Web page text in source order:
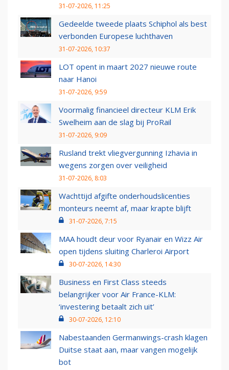
31-07-2026, 11:25
Gedeelde tweede plaats Schiphol als best
verbonden Europese luchthaven
31-07-2026, 10:37
LOT opent in maart 2027 nieuwe route
naar Hanoi
31-07-2026, 9:59
Voormalig financieel directeur KLM Erik
Swelheim aan de slag bij ProRail
31-07-2026, 9:09
Rusland trekt vliegvergunning Izhavia in
wegens zorgen over veiligheid
31-07-2026, 8:03
Wachttijd afgifte onderhoudslicenties
monteurs neemt af, maar krapte blijft
31-07-2026, 7:15
MAA houdt deur voor Ryanair en Wizz Air
open tijdens sluiting Charleroi Airport
30-07-2026, 14:30
Business en First Class steeds
belangrijker voor Air France-KLM:
‘investering betaalt zich uit’
30-07-2026, 12:10
Nabestaanden Germanwings-crash klagen
Duitse staat aan, maar vangen mogelijk
bot